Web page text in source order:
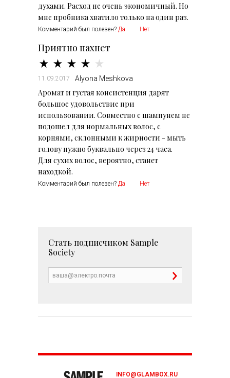
духами. Расход не очень экономичный. Но
мне пробника хватило только на один раз.
Комментарий был полезен? Да Нет
Приятно пахнет
11.09.2017 Alyona Meshkova
Аромат и густая консистенция дарят
большое удовольствие при
использовании. Совместно с шампунем не
подошел для нормальных волос, с
корнями, склонными к жирности - мыть
голову нужно буквально через 24 часа.
Для сухих волос, вероятно, станет
находкой.
Комментарий был полезен? Да Нет
Стать подписчиком Sample
Society
INFO@GLAMBOX.RU